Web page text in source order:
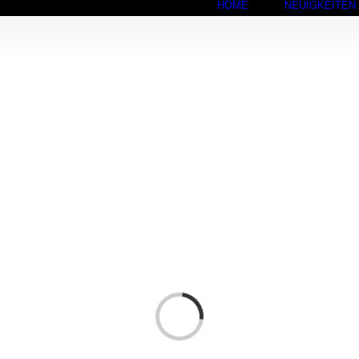
HOME NEUIGKEITEN
Laden...